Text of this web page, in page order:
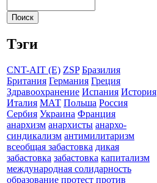
Тэги
CNT-AIT (E) ZSP Бразилия
Британия Германия Греция
Здравоохранение Испания История
Италия МАТ Польша Россия
Сербия Украина Франция
анархизм анархисты анархо-
синдикализм антимилитаризм
всеобщая забастовка дикая
забастовка забастовка капитализм
международная солидарность
образование протест против